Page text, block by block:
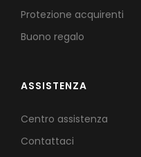
Protezione acquirenti
Buono regalo
ASSISTENZA
Centro assistenza
Contattaci